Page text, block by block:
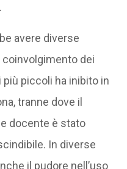
avere diverse
dei
piccoli ha inibito in
tranne dove il
docente è stato
In diverse
il pudore nell’uso